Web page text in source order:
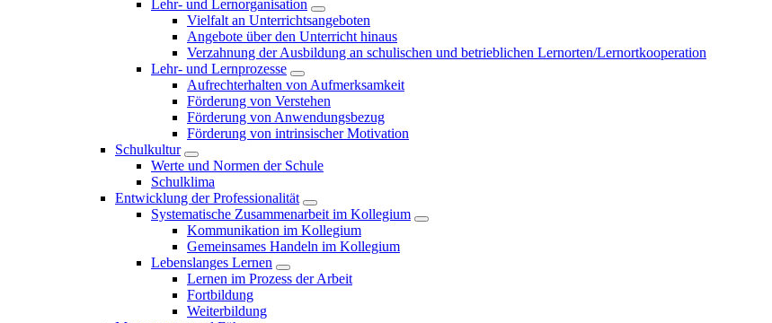
Lehr- und Lernorganisation
Vielfalt an Unterrichtsangeboten
Angebote über den Unterricht hinaus
Verzahnung der Ausbildung an schulischen und betrieblichen Lernorten/Lernortkooperation
Lehr- und Lernprozesse
Aufrechterhalten von Aufmerksamkeit
Förderung von Verstehen
Förderung von Anwendungsbezug
Förderung von intrinsischer Motivation
Schulkultur
Werte und Normen der Schule
Schulklima
Entwicklung der Professionalität
Systematische Zusammenarbeit im Kollegium
Kommunikation im Kollegium
Gemeinsames Handeln im Kollegium
Lebenslanges Lernen
Lernen im Prozess der Arbeit
Fortbildung
Weiterbildung